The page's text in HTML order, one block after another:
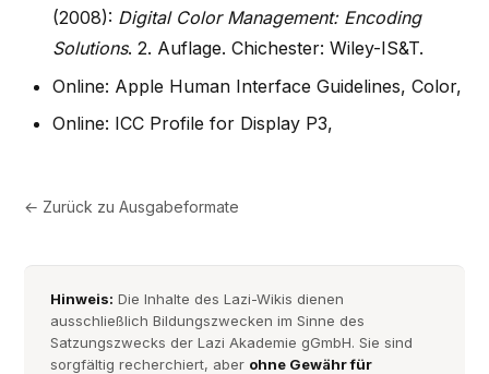
(2008): Digital Color Management: Encoding
Solutions. 2. Auflage. Chichester: Wiley-IS&T.
Online: Apple Human Interface Guidelines, Color,
Online: ICC Profile for Display P3,
← Zurück zuAusgabeformate
Hinweis: Die Inhalte des Lazi-Wikis dienen
ausschließlich Bildungszwecken im Sinne des
Satzungszwecks der Lazi Akademie gGmbH. Sie sind
sorgfältig recherchiert, aber ohne Gewähr für